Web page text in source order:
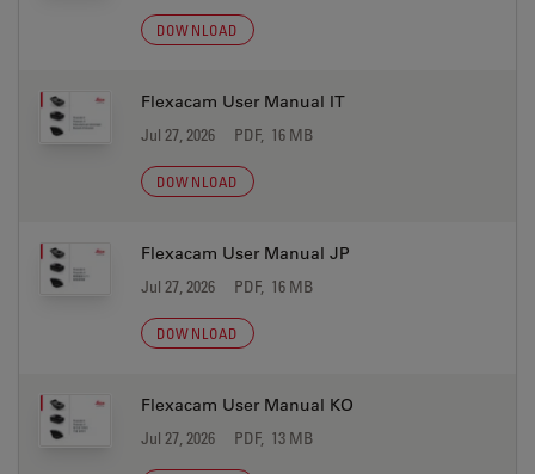
DOWNLOAD
Flexacam User Manual IT
Jul 27, 2026 PDF, 16 MB
DOWNLOAD
Flexacam User Manual JP
Jul 27, 2026 PDF, 16 MB
DOWNLOAD
Flexacam User Manual KO
Jul 27, 2026 PDF, 13 MB